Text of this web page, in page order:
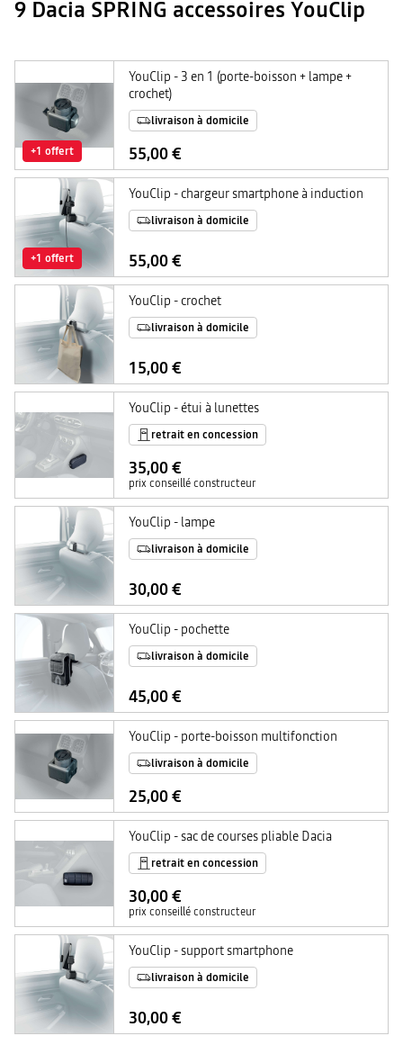
9 Dacia SPRING accessoires YouClip
+1 offert
YouClip - 3 en 1 (porte-boisson + lampe +
crochet)
livraison à domicile
55,00 €
+1 offert
YouClip - chargeur smartphone à induction
livraison à domicile
55,00 €
YouClip - crochet
livraison à domicile
15,00 €
YouClip - étui à lunettes
retrait en concession
35,00 €
prix conseillé constructeur
YouClip - lampe
livraison à domicile
30,00 €
YouClip - pochette
livraison à domicile
45,00 €
YouClip - porte-boisson multifonction
livraison à domicile
25,00 €
YouClip - sac de courses pliable Dacia
retrait en concession
30,00 €
prix conseillé constructeur
YouClip - support smartphone
livraison à domicile
30,00 €